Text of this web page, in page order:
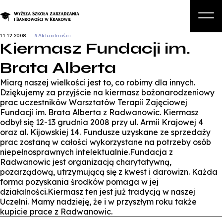
Studia podyplomowe i kursy
Kandydat
Student
Zapisz się na studia
11.12.2008 #Aktualności
Kiermasz Fundacji im.
Brata Alberta
Miarą naszej wielkości jest to, co robimy dla innych.
Dziękujemy za przyjście na kiermasz bożonarodzeniowy
prac uczestników Warsztatów Terapii Zajęciowej
Fundacji im. Brata Alberta z Radwanowic. Kiermasz
odbył się 12-13 grudnia 2008 przy ul. Armii Krajowej 4
oraz al. Kijowskiej 14. Fundusze uzyskane ze sprzedaży
prac zostaną w całości wykorzystane na potrzeby osób
niepełnosprawnych intelektualnie.Fundacja z
Radwanowic jest organizacją charytatywną,
pozarządową, utrzymującą się z kwest i darowizn. Każda
forma pozyskania środków pomaga w jej
działalności.Kiermasz ten jest już tradycją w naszej
Uczelni. Mamy nadzieję, że i w przyszłym roku także
kupicie prace z Radwanowic.